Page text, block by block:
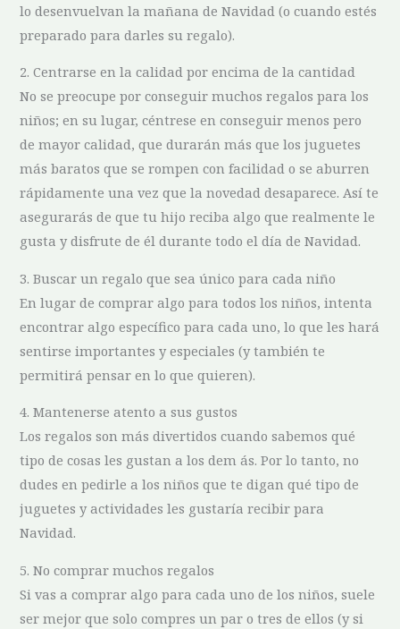
lo desenvuelvan la mañana de Navidad (o cuando estés
preparado para darles su regalo).
2. Centrarse en la calidad por encima de la cantidad
No se preocupe por conseguir muchos regalos para los
niños; en su lugar, céntrese en conseguir menos pero
de mayor calidad, que durarán más que los juguetes
más baratos que se rompen con facilidad o se aburren
rápidamente una vez que la novedad desaparece. Así te
asegurarás de que tu hijo reciba algo que realmente le
gusta y disfrute de él durante todo el día de Navidad.
3. Buscar un regalo que sea único para cada niño
En lugar de comprar algo para todos los niños, intenta
encontrar algo específico para cada uno, lo que les hará
sentirse importantes y especiales (y también te
permitirá pensar en lo que quieren).
4. Mantenerse atento a sus gustos
Los regalos son más divertidos cuando sabemos qué
tipo de cosas les gustan a los dem ás. Por lo tanto, no
dudes en pedirle a los niños que te digan qué tipo de
juguetes y actividades les gustaría recibir para
Navidad.
5. No comprar muchos regalos
Si vas a comprar algo para cada uno de los niños, suele
ser mejor que solo compres un par o tres de ellos (y si